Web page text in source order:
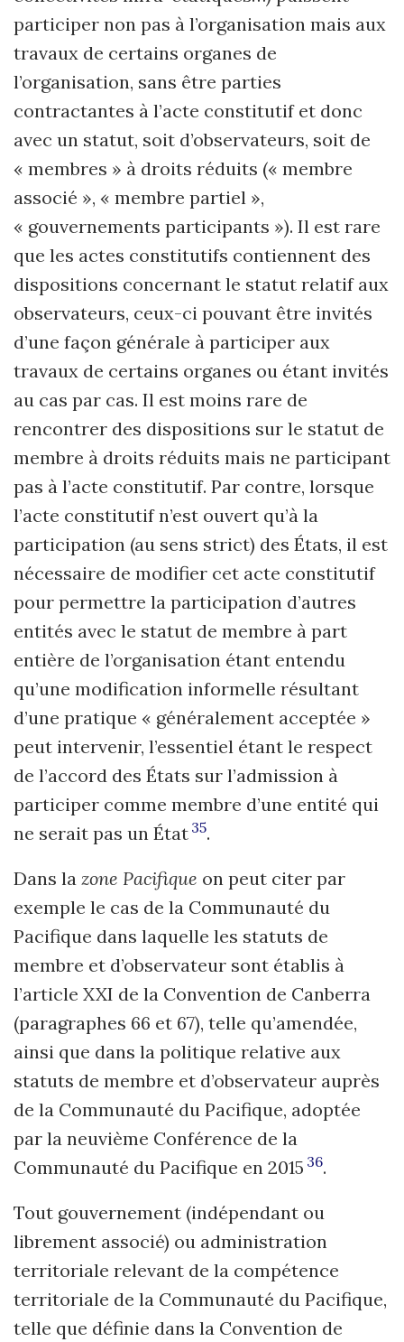
participer non pas à l’organisation mais aux
travaux de certains organes de
l’organisation, sans être parties
contractantes à l’acte constitutif et donc
avec un statut, soit d’observateurs, soit de
« membres » à droits réduits (« membre
associé », « membre partiel »,
« gouvernements participants »). Il est rare
que les actes constitutifs contiennent des
dispositions concernant le statut relatif aux
observateurs, ceux-ci pouvant être invités
d’une façon générale à participer aux
travaux de certains organes ou étant invités
au cas par cas. Il est moins rare de
rencontrer des dispositions sur le statut de
membre à droits réduits mais ne participant
pas à l’acte constitutif. Par contre, lorsque
l’acte constitutif n’est ouvert qu’à la
participation (au sens strict) des États, il est
nécessaire de modifier cet acte constitutif
pour permettre la participation d’autres
entités avec le statut de membre à part
entière de l’organisation étant entendu
qu’une modification informelle résultant
d’une pratique « généralement acceptée »
peut intervenir, l’essentiel étant le respect
de l’accord des États sur l’admission à
participer comme membre d’une entité qui
ne serait pas un État 35.
Dans la zone Pacifique on peut citer par
exemple le cas de la Communauté du
Pacifique dans laquelle les statuts de
membre et d’observateur sont établis à
l’article XXI de la Convention de Canberra
(paragraphes 66 et 67), telle qu’amendée,
ainsi que dans la politique relative aux
statuts de membre et d’observateur auprès
de la Communauté du Pacifique, adoptée
par la neuvième Conférence de la
Communauté du Pacifique en 2015 36.
Tout gouvernement (indépendant ou
librement associé) ou administration
territoriale relevant de la compétence
territoriale de la Communauté du Pacifique,
telle que définie dans la Convention de